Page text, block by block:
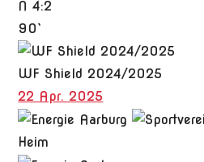
N 4:2
90`
WF Shield 2024/2025
22 Apr. 2025
Heim